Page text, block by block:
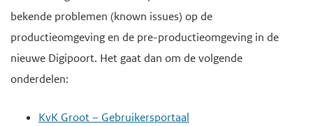
bekende problemen (known issues) op de
productieomgeving en de pre-productieomgeving in de
nieuwe Digipoort. Het gaat dan om de volgende
onderdelen:
KvK Groot – Gebruikersportaal